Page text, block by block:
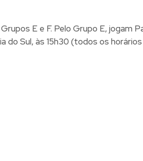
E e F. Pelo Grupo E, jogam
Sul, às 15h30 (todos os